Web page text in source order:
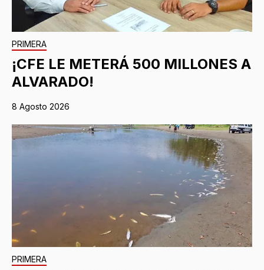
PRIMERA
¡CFE LE METERÁ 500 MILLONES A
ALVARADO!
8 Agosto 2026
PRIMERA